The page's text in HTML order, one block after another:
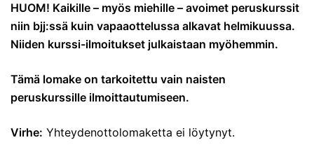
HUOM! Kaikille – myös miehille – avoimet peruskurssit
niin bjj:ssä kuin vapaaottelussa alkavat helmikuussa.
Niiden kurssi-ilmoitukset julkaistaan myöhemmin.
Tämä lomake on tarkoitettu vain naisten
peruskurssille ilmoittautumiseen.
Virhe: Yhteydenottolomaketta ei löytynyt.